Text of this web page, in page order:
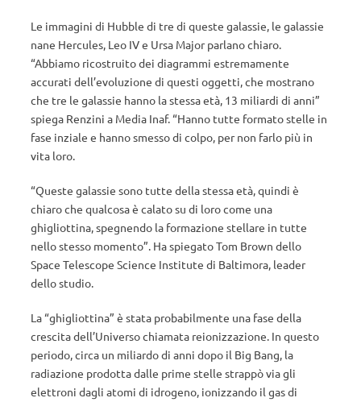
Le immagini di Hubble di tre di queste galassie, le galassie
nane Hercules, Leo IV e Ursa Major parlano chiaro.
“Abbiamo ricostruito dei diagrammi estremamente
accurati dell’evoluzione di questi oggetti, che mostrano
che tre le galassie hanno la stessa età, 13 miliardi di anni”
spiega Renzini a Media Inaf. “Hanno tutte formato stelle in
fase inziale e hanno smesso di colpo, per non farlo più in
vita loro.
“Queste galassie sono tutte della stessa età, quindi è
chiaro che qualcosa è calato su di loro come una
ghigliottina, spegnendo la formazione stellare in tutte
nello stesso momento”. Ha spiegato Tom Brown dello
Space Telescope Science Institute di Baltimora, leader
dello studio.
La “ghigliottina” è stata probabilmente una fase della
crescita dell’Universo chiamata reionizzazione. In questo
periodo, circa un miliardo di anni dopo il Big Bang, la
radiazione prodotta dalle prime stelle strappò via gli
elettroni dagli atomi di idrogeno, ionizzando il gas di